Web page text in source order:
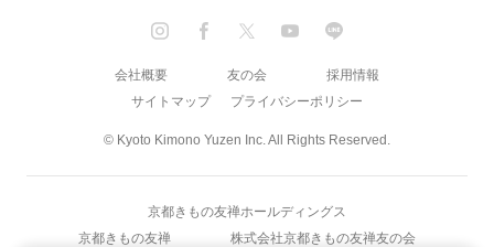
© Kyoto Kimono Yuzen Inc. All Rights Reserved.
会社概要 友の会
採用情報
サイトマップ
プライバシーポリシー
京都きもの友禅ホールディングス
京都きもの友禅
株式会社京都きもの友禅友の会